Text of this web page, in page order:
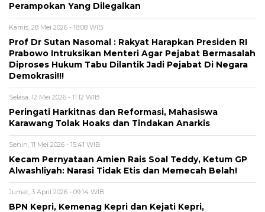
Perampokan Yang Dilegalkan
Kamis, 28 Mei 2026 - 18:08 WIB
Prof Dr Sutan Nasomal : Rakyat Harapkan Presiden RI
Prabowo Intruksikan Menteri Agar Pejabat Bermasalah
Diproses Hukum Tabu Dilantik Jadi Pejabat Di Negara
Demokrasi!!!
Selasa, 12 Mei 2026 - 11:12 WIB
Peringati Harkitnas dan Reformasi, Mahasiswa
Karawang Tolak Hoaks dan Tindakan Anarkis
Senin, 11 Mei 2026 - 15:41 WIB
Kecam Pernyataan Amien Rais Soal Teddy, Ketum GP
Alwashliyah: Narasi Tidak Etis dan Memecah Belah!
Jumat, 3 April 2026 - 09:14 WIB
BPN Kepri, Kemenag Kepri dan Kejati Kepri,